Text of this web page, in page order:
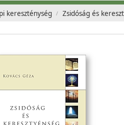
kereszténység / Zsidóság és